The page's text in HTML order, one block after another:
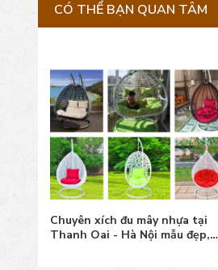
CÓ THỂ BẠN QUAN TÂM
Chuyên xích đu mây nhựa tại
Thanh Oai - Hà Nội mẫu đẹp,